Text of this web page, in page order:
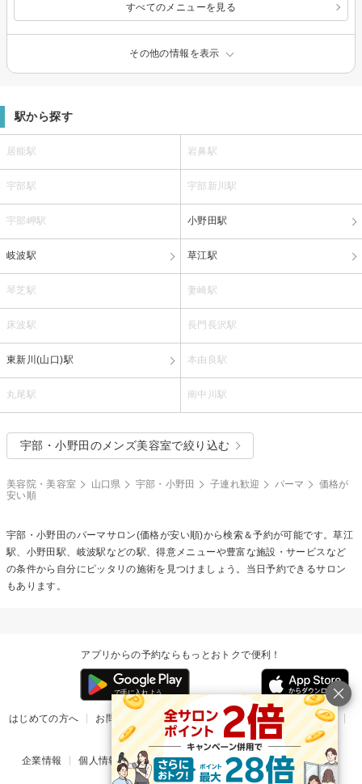
すべてのメニューを見る
その他の情報を表示
駅から探す
居能駅 岩鼻駅
宇部駅 宇部新川駅
宇部岬駅 小野田駅
岐波駅 草江駅
琴芝駅 妻崎駅
床波駅 長門長沢駅
東新川(山口)駅 本由良駅
丸尾駅 南中川駅
宇部・小野田のメンズ美容室で絞り込む
美容院・美容室 山口県 宇部・小野田 子連れ歓迎 パーマ
価格が
安い順
宇部・小野田のパーマサロン(価格が安い順)から検索＆予約が可能です。草江
駅、小野田駅、岐波駅などの駅、得意メニューや豊富な施設・サービスなど
の条件から自分にピッタリの施術を見つけましょう。当日予約できるサロン
もあります。
アプリからの予約ならもっとおトクで便利！
はじめての方へ お問い合わせ ヘルプ リリース情報
利用規約
掲載ご希望のサロン様
企業情報 個人情報保護方針 楽天のサービス一覧 アプリ一覧